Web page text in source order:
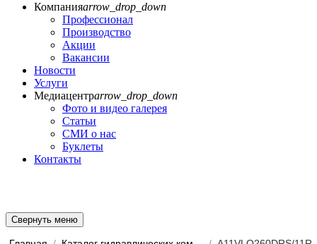
Компанияarrow_drop_down
Профессионал
Производство
Акции
Вакансии
Новости
Услуги
Медиацентрarrow_drop_down
Фото и видео галерея
Статьи
СМИ о нас
Буклеты
Контакты
Свернуть меню